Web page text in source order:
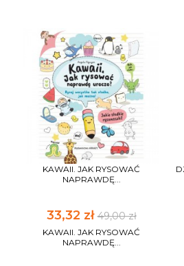
KAWAII. JAK RYSOWAĆ
NAPRAWDĘ...
33,32 zł49,00 zł
KAWAII. JAK RYSOWAĆ
NAPRAWDĘ...